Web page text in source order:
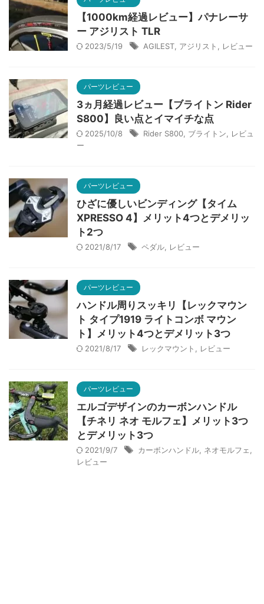
【1000km経過レビュー】パナレーサ
ー アジリスト TLR
2023/5/19 AGILEST アジリスト レビュー
パーツレビュー
3ヵ月経過レビュー【ブライトン Rider
S800】良い点とイマイチな点
2025/10/8 Rider S800 ブライトン
レビュ
ー
パーツレビュー
ひざに優しいビンディング【タイム
XPRESSO 4】メリット4つとデメリッ
ト2つ
2021/8/17 ペダル レビュー
パーツレビュー
ハンドル周りスッキリ【レックマウン
ト タイプ1919 ライトコンボ マウン
ト】メリット4つとデメリット3つ
2021/8/17 レックマウント レビュー
パーツレビュー
エルゴデザインのカーボンハンドル
【チネリ ネオ モルフェ】メリット3つ
とデメリット3つ
2021/9/7 カーボンハンドル ネオモルフェ
レビュー